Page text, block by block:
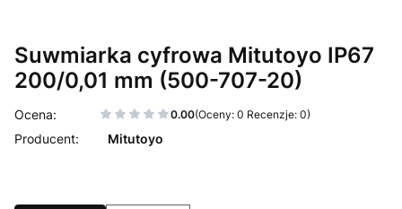
Suwmiarka cyfrowa Mitutoyo IP67
200/0,01 mm (500-707-20)
0.00(Oceny: 0 Recenzje: 0)
Mitutoyo